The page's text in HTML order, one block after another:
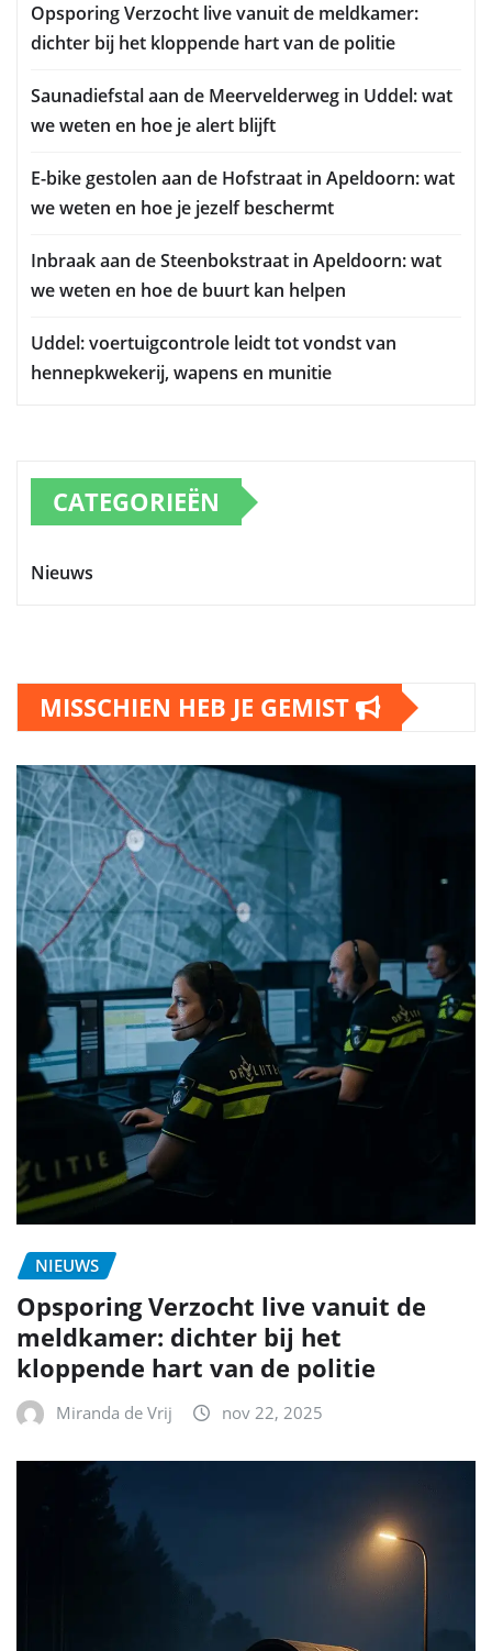
Opsporing Verzocht live vanuit de meldkamer:
dichter bij het kloppende hart van de politie
Saunadiefstal aan de Meervelderweg in Uddel: wat
we weten en hoe je alert blijft
E-bike gestolen aan de Hofstraat in Apeldoorn: wat
we weten en hoe je jezelf beschermt
Inbraak aan de Steenbokstraat in Apeldoorn: wat
we weten en hoe de buurt kan helpen
Uddel: voertuigcontrole leidt tot vondst van
hennepkwekerij, wapens en munitie
CATEGORIEËN
Nieuws
MISSCHIEN HEB JE GEMIST
NIEUWS
Opsporing Verzocht live vanuit de
meldkamer: dichter bij het
kloppende hart van de politie
Miranda de Vrij nov 22, 2025